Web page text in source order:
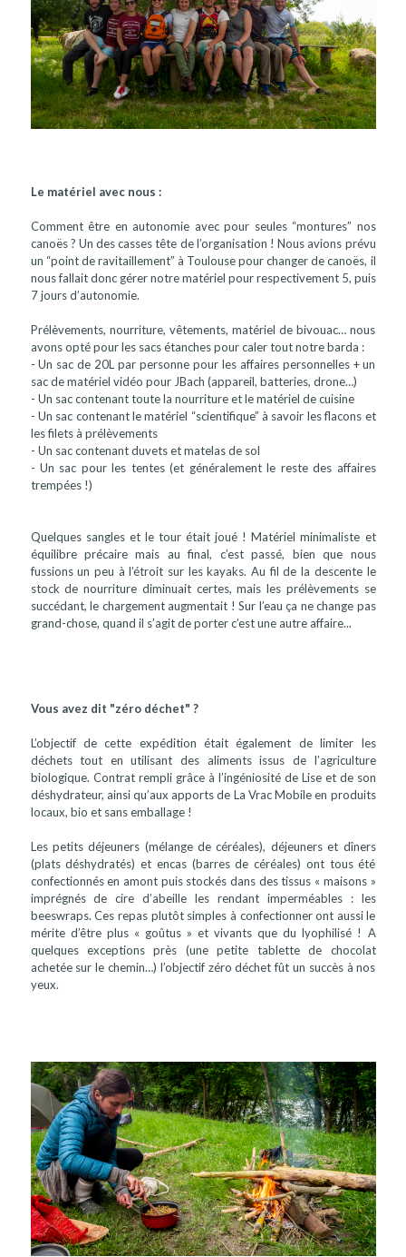
Le matériel avec nous :
Comment être en autonomie avec pour seules “montures” nos
canoës ? Un des casses tête de l’organisation ! Nous avions prévu
un “point de ravitaillement” à Toulouse pour changer de canoës, il
nous fallait donc gérer notre matériel pour respectivement 5, puis
7 jours d’autonomie.
Prélèvements, nourriture, vêtements, matériel de bivouac… nous
avons opté pour les sacs étanches pour caler tout notre barda :
- Un sac de 20L par personne pour les affaires personnelles + un
sac de matériel vidéo pour JBach (appareil, batteries, drone…)
- Un sac contenant toute la nourriture et le matériel de cuisine
- Un sac contenant le matériel “scientifique” à savoir les flacons et
les filets à prélèvements
- Un sac contenant duvets et matelas de sol
- Un sac pour les tentes (et généralement le reste des affaires
trempées !)
Quelques sangles et le tour était joué ! Matériel minimaliste et
équilibre précaire mais au final, c’est passé, bien que nous
fussions un peu à l’étroit sur les kayaks. Au fil de la descente le
stock de nourriture diminuait certes, mais les prélèvements se
succédant, le chargement augmentait ! Sur l’eau ça ne change pas
grand-chose, quand il s’agit de porter c’est une autre affaire...
Vous avez dit "zéro déchet" ?
L’objectif de cette expédition était également de limiter les
déchets tout en utilisant des aliments issus de l’agriculture
biologique. Contrat rempli grâce à l’ingéniosité de Lise et de son
déshydrateur, ainsi qu’aux apports de La Vrac Mobile en produits
locaux, bio et sans emballage !
Les petits déjeuners (mélange de céréales), déjeuners et dîners
(plats déshydratés) et encas (barres de céréales) ont tous été
confectionnés en amont puis stockés dans des tissus « maisons »
imprégnés de cire d’abeille les rendant imperméables : les
beeswraps. Ces repas plutôt simples à confectionner ont aussi le
mérite d’être plus « goûtus » et vivants que du lyophilisé ! A
quelques exceptions près (une petite tablette de chocolat
achetée sur le chemin…) l’objectif zéro déchet fût un succès à nos
yeux.